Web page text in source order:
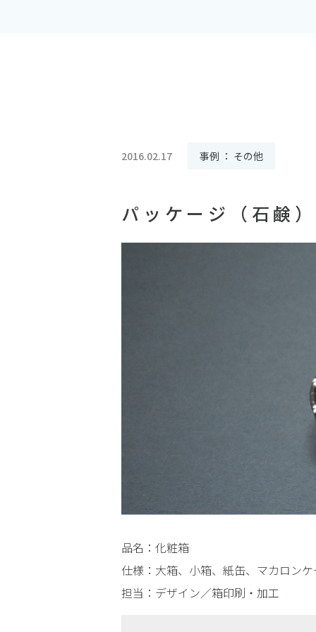
2016.02.17 事例 ： その他
パッケージ（石鹸）
品名：化粧箱
仕様：大箱、小箱、紙缶、マカロンケ
担当：デザイン／箱印刷・加工